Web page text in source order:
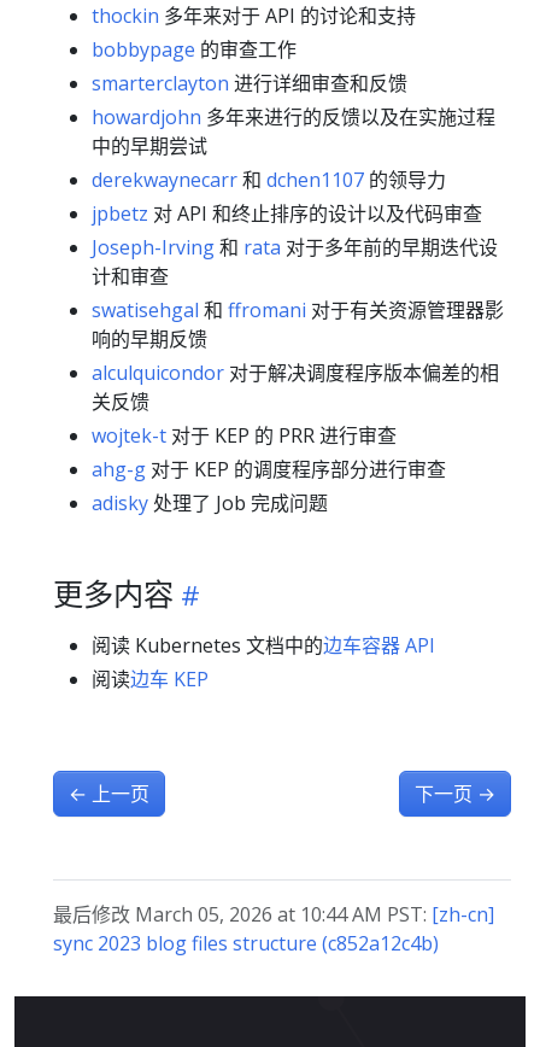
thockin 多年来对于 API 的讨论和支持
bobbypage 的审查工作
smarterclayton 进行详细审查和反馈
howardjohn 多年来进行的反馈以及在实施过程
中的早期尝试
derekwaynecarr和 dchen1107 的领导力
jpbetz 对 API 和终止排序的设计以及代码审查
Joseph-Irving和 rata 对于多年前的早期迭代设
计和审查
swatisehgal 和 ffromani 对于有关资源管理器影
响的早期反馈
alculquicondor 对于解决调度程序版本偏差的相
关反馈
wojtek-t 对于 KEP 的 PRR 进行审查
ahg-g 对于 KEP 的调度程序部分进行审查
adisky 处理了 Job 完成问题
更多内容
阅读 Kubernetes 文档中的边车容器 API
阅读边车 KEP
← 上一页 下一页 →
最后修改 March 05, 2026 at 10:44 AM PST: [zh-cn]
sync 2023 blog files structure (c852a12c4b)